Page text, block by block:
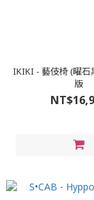
IKIKI - 藝伎椅 (曜石
版